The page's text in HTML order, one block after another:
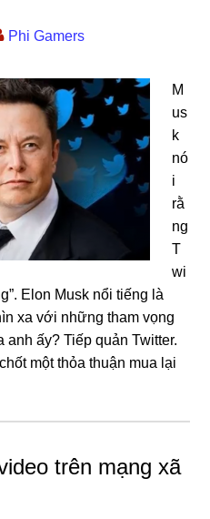
Phi Gamers
M
us
k
nó
i
rằ
ng
T
wi
Elon Musk nổi tiếng là
xa với những tham vọng
ấy? Tiếp quản Twitter.
một thỏa thuận mua lại
trên mạng xã